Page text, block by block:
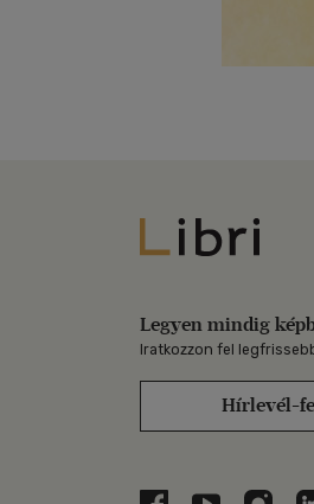
Libri
Legyen mindig
Iratkozzon fel
Hírlevél-